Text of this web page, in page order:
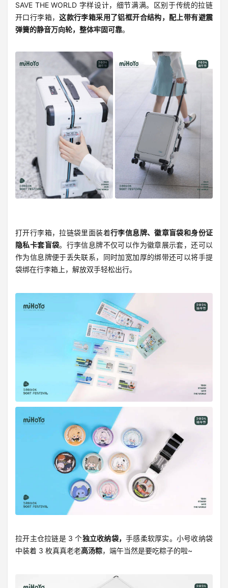
SAVE THE WORLD 字样设计，细节满满。区别于传统的拉链
开口行李箱，这款行李箱采用了铝框开合结构，配上带有避震
弹簧的静音万向轮，整体牢固可靠。
打开行李箱，拉链袋里面装着行李信息牌、徽章盲袋和身份证
隐私卡套盲袋。行李信息牌不仅可以作为徽章展示套，还可以
作为信息牌便于丢失联系，同时加宽加厚的绑带还可以将手提
袋绑在行李箱上，解放双手轻松出行。
拉开主仓拉链是 3 个独立收纳袋，手感柔软厚实。小号收纳袋
中装着 3 枚真真老老高汤粽，端午当然是要吃粽子的啦~